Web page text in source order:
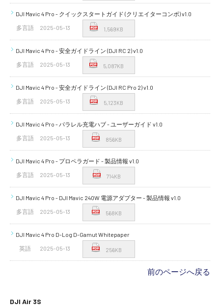
定期配信!
サポート・Q&A / 法人・学生のお客様
取扱店舗一覧
SEKIDO
コーポレートサイト
SEKIDO 会社概要
DJI Mavic 4 Pro - クイックスタートガイド (クリエイターコンボ) v1.0
多言語
2025-05-13 1,569KB
DJI Mavic 4 Pro - 安全ガイドライン (DJI RC 2) v1.0
多言語
2025-05-13 5,087KB
DJI Mavic 4 Pro - 安全ガイドライン (DJI RC Pro 2) v1.0
多言語
2025-05-13 5,123KB
DJI Mavic 4 Pro - パラレル充電ハブ - ユーザーガイド v1.0
多言語
2025-05-13 856KB
DJI Mavic 4 Pro - プロペラガード - 製品情報 v1.0
多言語
2025-05-13 714KB
DJI Mavic 4 Pro - DJI Mavic 240W 電源アダプター - 製品情報 v1.0
多言語
2025-05-13 568KB
DJI Mavic 4 Pro D-Log D-Gamut Whitepaper
英語
2025-05-13 256KB
前のページへ戻る
DJI Air 3S